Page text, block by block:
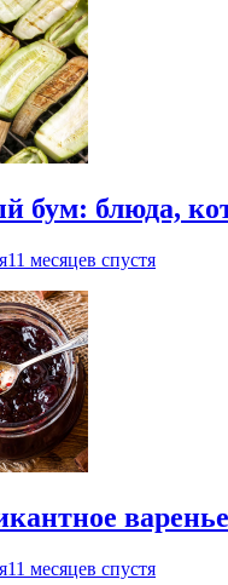
бум: блюда,
11 месяцев спустя
11 месяцев спустя